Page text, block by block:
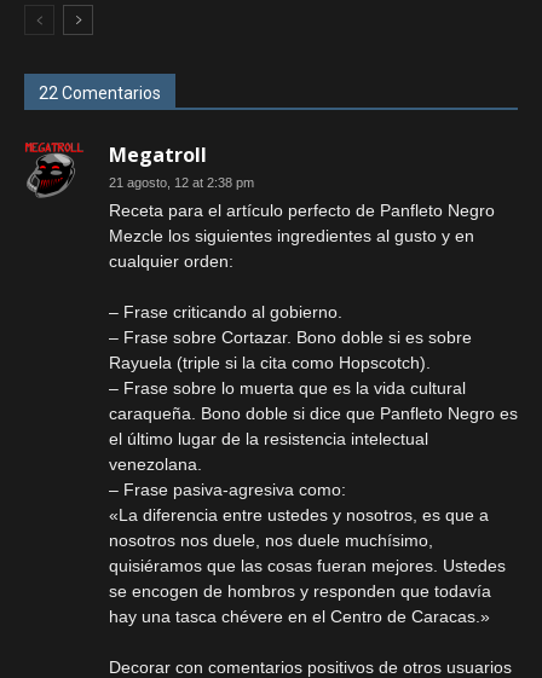
22 Comentarios
Megatroll
21 agosto, 12 at 2:38 pm
Receta para el artículo perfecto de Panfleto Negro
Mezcle los siguientes ingredientes al gusto y en
cualquier orden:
– Frase criticando al gobierno.
– Frase sobre Cortazar. Bono doble si es sobre
Rayuela (triple si la cita como Hopscotch).
– Frase sobre lo muerta que es la vida cultural
caraqueña. Bono doble si dice que Panfleto Negro es
el último lugar de la resistencia intelectual
venezolana.
– Frase pasiva-agresiva como:
«La diferencia entre ustedes y nosotros, es que a
nosotros nos duele, nos duele muchísimo,
quisiéramos que las cosas fueran mejores. Ustedes
se encogen de hombros y responden que todavía
hay una tasca chévere en el Centro de Caracas.»
Decorar con comentarios positivos de otros usuarios